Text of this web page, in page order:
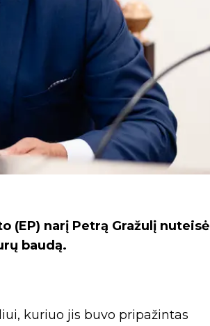
(EP) narį Petrą Gražulį nuteisė
baudą.
kuriuo jis buvo pripažintas